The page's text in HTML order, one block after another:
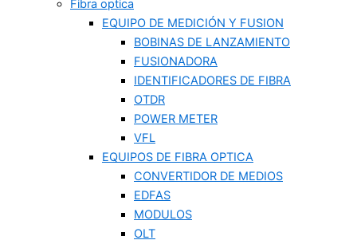
Fibra optica
EQUIPO DE MEDICIÓN Y FUSION
BOBINAS DE LANZAMIENTO
FUSIONADORA
IDENTIFICADORES DE FIBRA
OTDR
POWER METER
VFL
EQUIPOS DE FIBRA OPTICA
CONVERTIDOR DE MEDIOS
EDFAS
MODULOS
OLT